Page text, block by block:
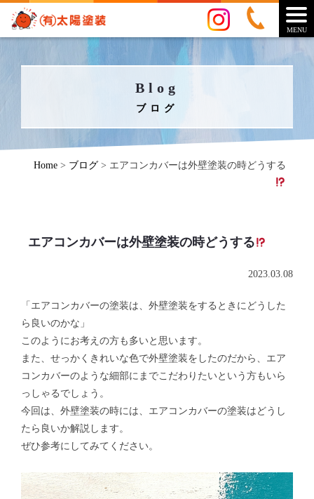
MENU
Blog
ブログ
Home > ブログ > エアコンカバーは外壁塗装の時どうする
エアコンカバーは外壁塗装の時どうする
2023.03.08
「エアコンカバーの塗装は、外壁塗装をするときにどうした
ら良いのかな」
このようにお考えの方も多いと思います。
また、せっかくきれいな色で外壁塗装をしたのだから、エア
コンカバーのような細部にまでこだわりたいという方もいら
っしゃるでしょう。
今回は、外壁塗装の時には、エアコンカバーの塗装はどうし
たら良いか解説します。
ぜひ参考にしてみてください。